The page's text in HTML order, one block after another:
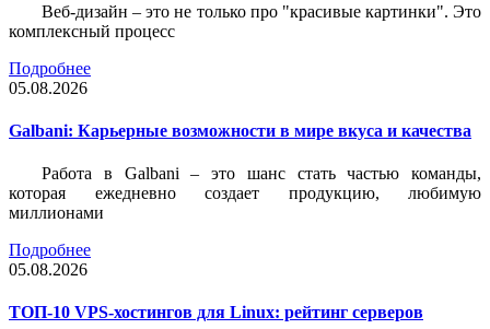
Веб-дизайн – это не только про "красивые картинки". Это
комплексный процесс
Подробнее
05.08.2026
Galbani: Карьерные возможности в мире вкуса и качества
Работа в Galbani – это шанс стать частью команды,
которая ежедневно создает продукцию, любимую
миллионами
Подробнее
05.08.2026
ТОП-10 VPS-хостингов для Linux: рейтинг серверов